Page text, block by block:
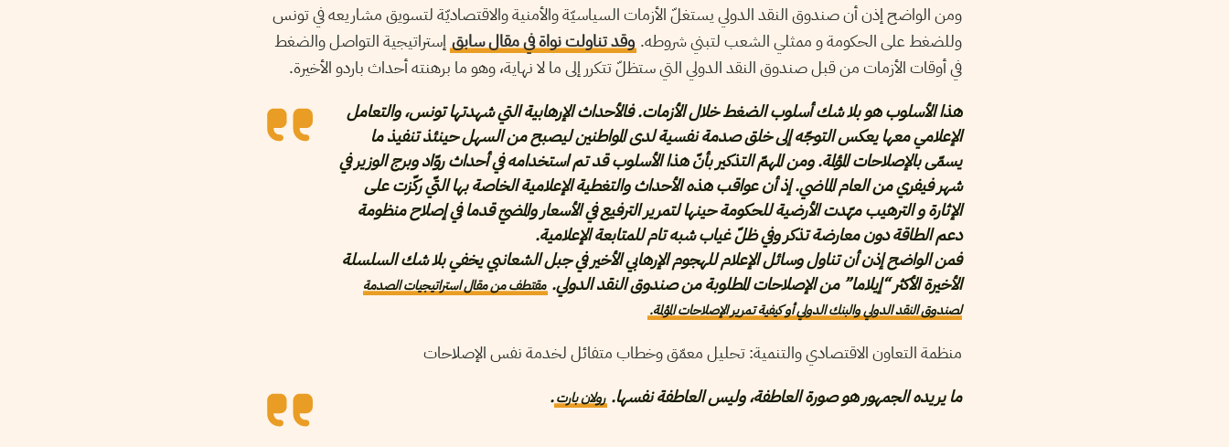
ومن الواضح إذن أن صندوق النقد الدولي يستغلّ الأزمات السياسيّة والأمنية والاقتصاديّة لتسويق مشاريعه في تونس
وللضغط على الحكومة و ممثلي الشعب لتبني شروطه. وقد تناولت نواة في مقال سابق إستراتيجية التواصل والضغط
في أوقات الأزمات من قبل صندوق النقد الدولي التي ستظلّ تتكرر إلى ما لا نهاية، وهو ما برهنته أحداث باردو الأخيرة.
هذا الأسلوب هو بلا شك أسلوب الضغط خلال الأزمات. فالأحداث الإرهابية التي شهدتها تونس، والتعامل
الإعلامي معها يعكس التوجّه إلى خلق صدمة نفسية لدى المواطنين ليصبح من السهل حينئذ تنفيذ ما
يسمّى بالإصلاحات المؤلمة. ومن المهمّ التذكير بأنّ هذا الأسلوب قد تم استخدامه في أحداث روّاد وبرج الوزير في
شهر فيفري من العام الماضي. إذ أن عواقب هذه الأحداث والتغطية الإعلامية الخاصة بها التّي ركّزت على
الإثارة و الترهيب مهّدت الأرضية للحكومة حينها لتمرير الترفيع في الأسعار والمضيّ قدما في إصلاح منظومة
دعم الطاقة دون معارضة تذكر وفي ظلّ غياب شبه تام للمتابعة الإعلامية.
فمن الواضح إذن أن تناول وسائل الإعلام للهجوم الإرهابي الأخير في جبل الشعانبي يخفي بلا شك السلسلة
الأخيرة الأكثر “إيلاما” من الإصلاحات المطلوبة من صندوق النقد الدولي. مقتطف من مقال استراتيجيات الصدمة
لصندوق النقد الدولي والبنك الدولي أو كيفية تمرير الإصلاحات المؤلمة.
منظمة التعاون الاقتصادي والتنمية: تحليل معمّق وخطاب متفائل لخدمة نفس الإصلاحات
ما يريده الجمهور هو صورة العاطفة، وليس العاطفة نفسها. رولان بارت.